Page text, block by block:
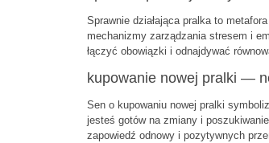
Sprawnie działająca pralka to metafora
mechanizmy zarządzania stresem i
łączyć obowiązki i odnajdywać
kupowanie nowej pralki —
Sen o kupowaniu nowej pralki
jesteś gotów na zmiany i
zapowiedź odnowy i pozytywnych